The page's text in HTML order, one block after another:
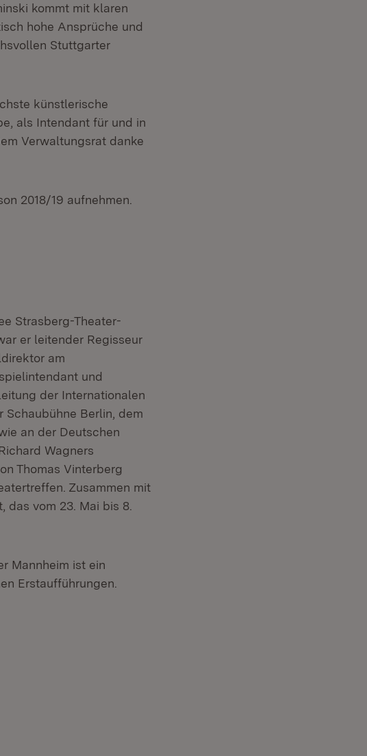
kommt mit klaren
hohe Ansprüche und
Stuttgarter
künstlerische
als Intendant für und in
Verwaltungsrat danke
2018/19 aufnehmen.
Strasberg-Theater-
er leitender Regisseur
am
und
der Internationalen
Schaubühne Berlin, dem
an der Deutschen
Wagners
Thomas Vinterberg
Zusammen mit
, das vom 23. Mai bis 8.
Mannheim ist ein
Erstaufführungen.